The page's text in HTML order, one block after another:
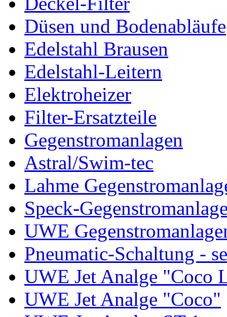
Düsen und Bodenabläufe
Edelstahl Brausen
Edelstahl-Leitern
Elektroheizer
Filter-Ersatzteile
Gegenstromanlagen
Astral/Swim-tec
Lahme
Speck-
UWE
Pneumatic-Schaltung -
UWE Jet Analge "Coco
UWE Jet Analge "Coco"